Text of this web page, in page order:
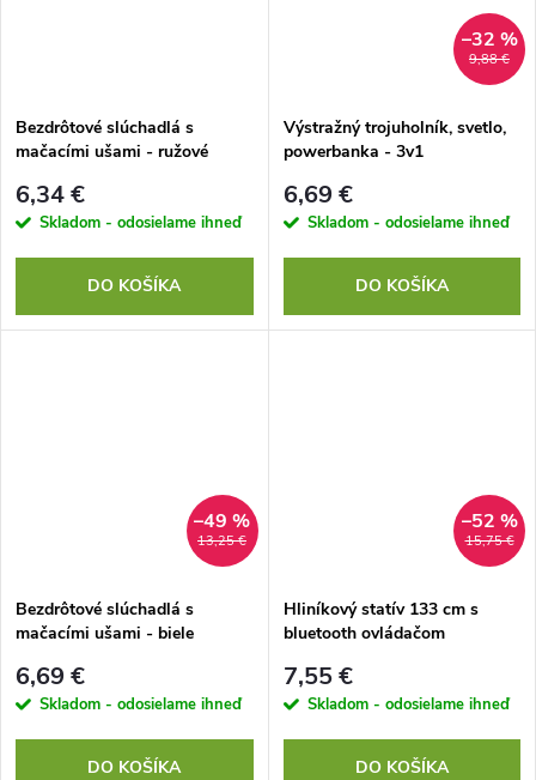
Bezdrôtové slúchadlá s
mačacími ušami - ružové
6,34 €
Skladom - odosielame ihneď
DO KOŠÍKA
9,88 €
–32 %
Výstražný trojuholník, svetlo,
powerbanka - 3v1
6,69 €
Skladom - odosielame ihneď
DO KOŠÍKA
13,25 €
–49 %
Bezdrôtové slúchadlá s
mačacími ušami - biele
6,69 €
Skladom - odosielame ihneď
DO KOŠÍKA
15,75 €
–52 %
Hliníkový statív 133 cm s
bluetooth ovládačom
7,55 €
Skladom - odosielame ihneď
DO KOŠÍKA